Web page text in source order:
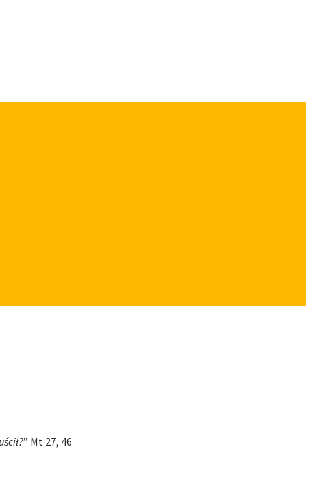
” Mt 27, 46